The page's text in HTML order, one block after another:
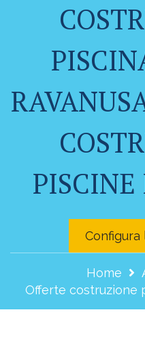
Configura
Home
Offerte costruzione